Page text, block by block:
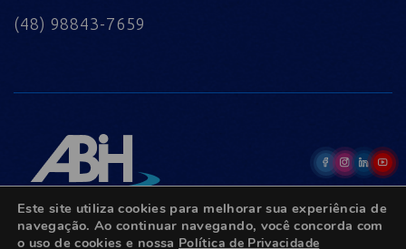
(48) 98843-7659
Este site utiliza cookies para melhorar sua experiência de
navegação. Ao continuar navegando, você concorda com
o uso de cookies e nossa Política de Privacidade